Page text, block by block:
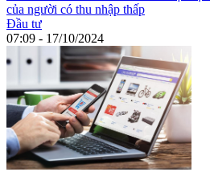
của người có thu nhập thấp
Đầu tư
07:09 - 17/10/2024